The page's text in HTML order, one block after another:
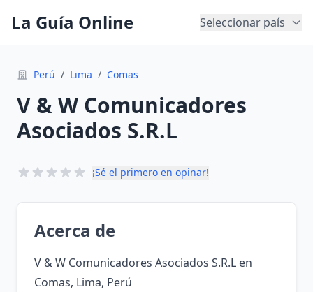
La Guía Online Seleccionar país
Perú / Lima / Comas
V & W Comunicadores
Asociados S.R.L
¡Sé el primero en opinar!
Acerca de
V & W Comunicadores Asociados S.R.L en
Comas, Lima, Perú